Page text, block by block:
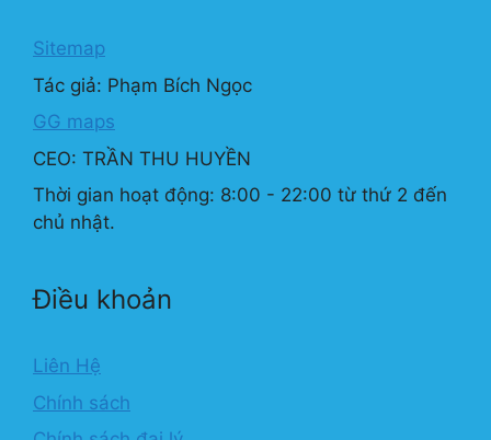
Sitemap
Tác giả: Phạm Bích Ngọc
GG maps
CEO: TRẦN THU HUYỀN
Thời gian hoạt động: 8:00 - 22:00 từ thứ 2 đến
chủ nhật.
Điều khoản
Liên Hệ
Chính sách